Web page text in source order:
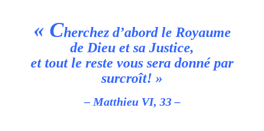
« Cherchez d’abord le Royaume
de Dieu et sa Justice,
et tout le reste vous sera donné par
surcroît! »
– Matthieu VI, 33 –